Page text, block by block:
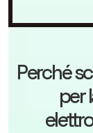
Perché
per